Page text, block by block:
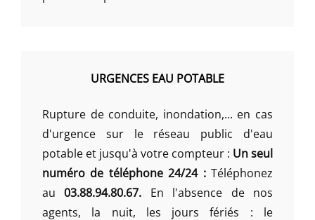
URGENCES EAU POTABLE
Rupture de conduite, inondation,... en cas
d'urgence sur le réseau public d'eau
potable et jusqu'à votre compteur : Un seul
numéro de téléphone 24/24 :Téléphonez
au03.88.94.80.67. En l'absence de nos
agents, la nuit, les jours fériés : le